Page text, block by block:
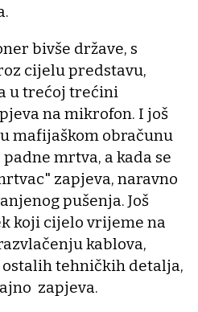
bivše države, s
cijelu predstavu,
u trećoj trećini
na mikrofon. I još
mafijaškom obračunu
mrtva, a kada se
zapjeva, naravno
pušenja. Još
koji cijelo vrijeme na
kablova,
tehničkih detalja,
zapjeva.